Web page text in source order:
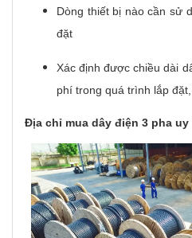
Dòng thiết bị nào cần sử
đặt
Xác định được chiều dài
phí trong quá trình lắp
Địa chỉ mua dây điện 3 pha uy